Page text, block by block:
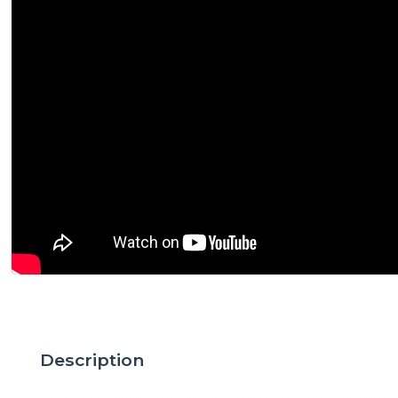
Description